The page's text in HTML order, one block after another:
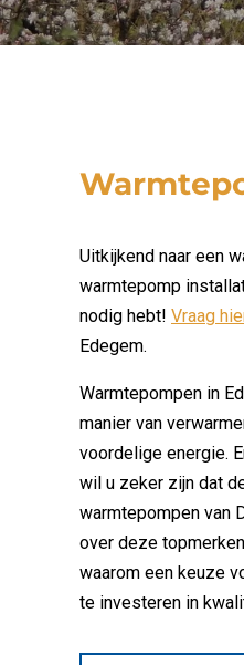
Uitkijkend naar een
warmtepomp
nodig hebt! Vraag
Edegem.
Warmtepompen in
manier van
voordelige energie.
wil u zeker zijn dat
warmtepompen van
over deze
waarom een keuze
te investeren in